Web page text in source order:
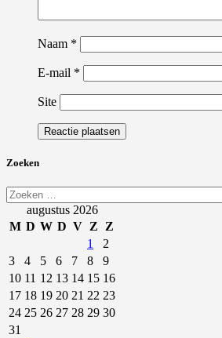
Naam *
E-mail *
Site
Zoeken
Zoeken
naar:augustus 2026
M D W D V Z
Z
1
2
3
4 5 6 7 8
9
10 11 12 13 14 15 16
17 18 19 20 21 22 23
24 25 26 27 28 29 30
31